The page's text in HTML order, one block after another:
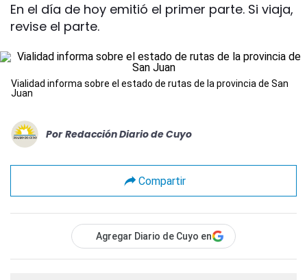
En el día de hoy emitió el primer parte. Si viaja,
revise el parte.
Vialidad informa sobre el estado de rutas de la provincia de San
Juan
Por Redacción Diario de Cuyo
Compartir
Agregar Diario de Cuyo en